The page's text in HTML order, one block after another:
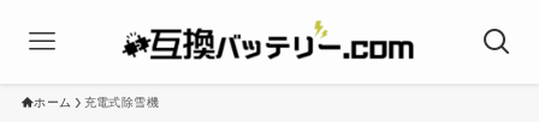
ホーム 充電式除雪機